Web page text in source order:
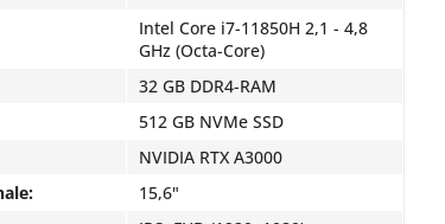
Intel Core i7-11850H 2,1 - 4,8
GHz (Octa-Core)
32 GB DDR4-RAM
512 GB NVMe SSD
NVIDIA RTX A3000
15,6"